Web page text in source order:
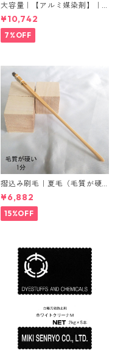
大容量｜【アルミ媒染剤】｜5
00g−3本入り｜塩化アルミニ
ウム
¥10,742
7%OFF
摺込み刷毛｜夏毛（毛質が硬
い）1分｜16本入り＊1セット
¥6,882
15%OFF